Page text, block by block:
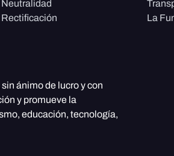
La
sin ánimo de lucro y con
y promueve la
educación, tecnología,